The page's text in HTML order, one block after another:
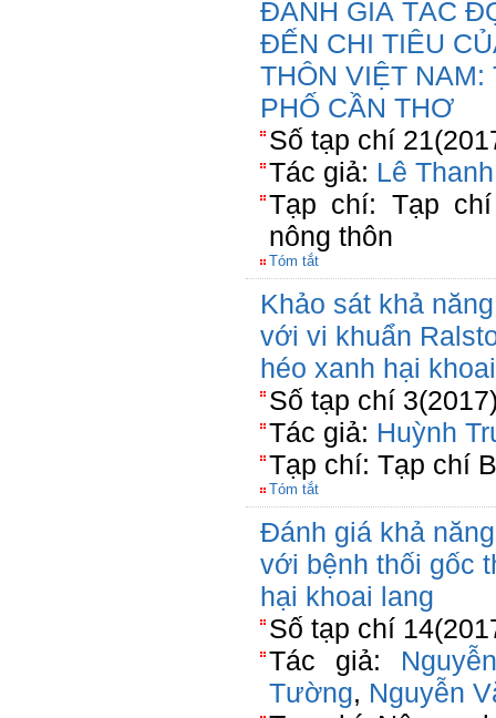
ĐÁNH GIÁ TÁC
ĐẾN CHI TIÊU
THÔN VIỆT
PHỐ CẦN THƠ
Số tạp chí
Tác giả: Lê
Tạp chí: Tạp
nông thôn
Tóm tắt
Khảo sát khả
với vi khuẩn
héo xanh hại
Số tạp chí
Tác giả: Huỳnh
Tạp chí: Tạp chí
Tóm tắt
Đánh giá khả
với bệnh thối gốc
hại khoai lang
Số tạp chí
Tác giả:
Tường, Nguyễn